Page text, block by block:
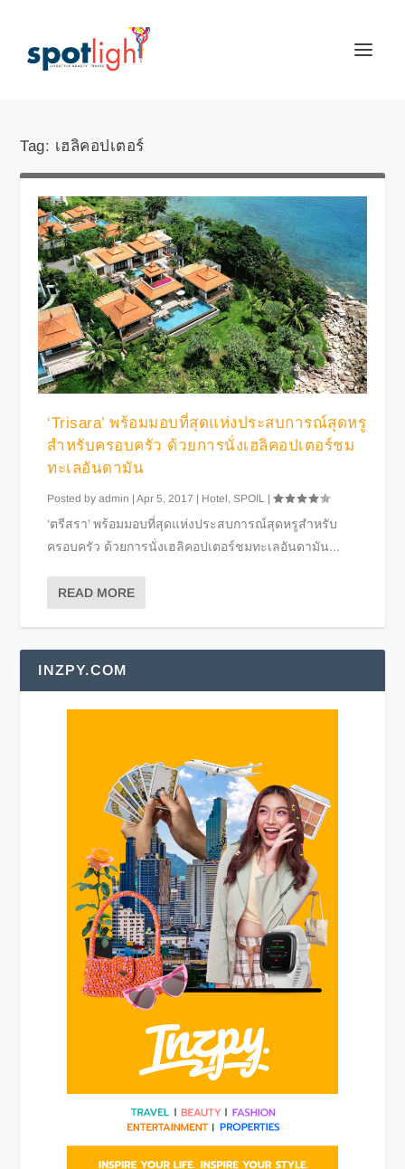
Tag: เฮลิคอปเตอร์
‘Trisara’ พร้อมมอบที่สุดแห่งประสบการณ์สุดหรู
สำหรับครอบครัว ด้วยการนั่งเฮลิคอปเตอร์ชม
ทะเลอันดามัน
Posted byadmin |Apr 5, 2017 | Hotel,SPOIL |
‘ตรีสรา’ พร้อมมอบที่สุดแห่งประสบการณ์สุดหรูสำหรับ
ครอบครัว ด้วยการนั่งเฮลิคอปเตอร์ชมทะเลอันดามัน...
READ MORE
INZPY.COM